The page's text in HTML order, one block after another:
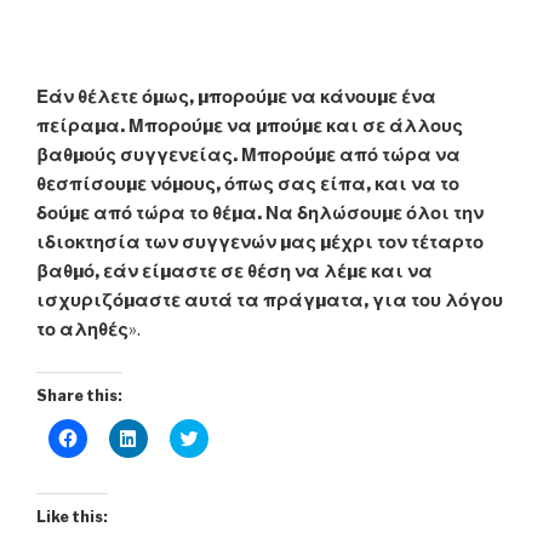
Εάν θέλετε όµως, µπορούµε να κάνουµε ένα
πείραµα. Μπορούµε να µπούµε και σε άλλους
βαθµούς συγγενείας. Μπορούµε από τώρα να
θεσπίσουµε νόµους, όπως σας είπα, και να το
δούµε από τώρα το θέµα. Να δηλώσουµε όλοι την
ιδιοκτησία των συγγενών µας µέχρι τον τέταρτο
βαθµό, εάν είµαστε σε θέση να λέµε και να
ισχυριζόµαστε αυτά τα πράγµατα, για του λόγου
το αληθές».
Share this:
C
l
k
t
o
C
l
C
l
Like this: